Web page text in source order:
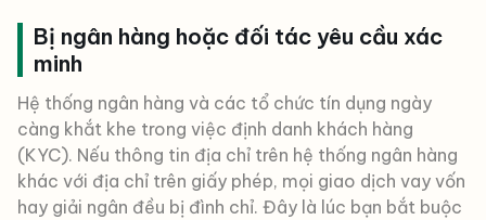
Bị ngân hàng hoặc đối tác yêu cầu xác
minh
Hệ thống ngân hàng và các tổ chức tín dụng ngày
càng khắt khe trong việc định danh khách hàng
(KYC). Nếu thông tin địa chỉ trên hệ thống ngân hàng
khác với địa chỉ trên giấy phép, mọi giao dịch vay vốn
hay giải ngân đều bị đình chỉ. Đây là lúc bạn bắt buộc